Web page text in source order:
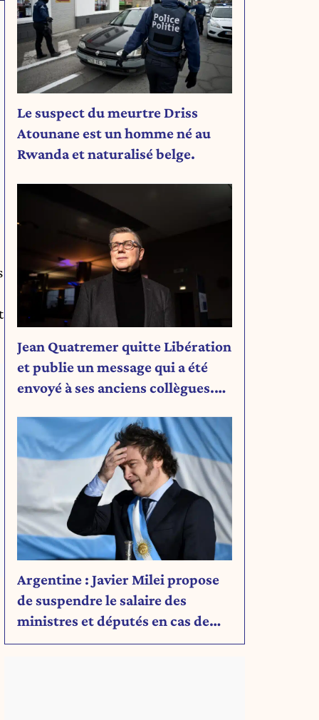
Le suspect du meurtre Driss
Atounane est un homme né au
Rwanda et naturalisé belge.
Jean Quatremer quitte Libération
et publie un message qui a été
envoyé à ses anciens collègues.
Argentine : Javier Milei propose
de suspendre le salaire des
ministres et députés en cas de
déficit budgétaire